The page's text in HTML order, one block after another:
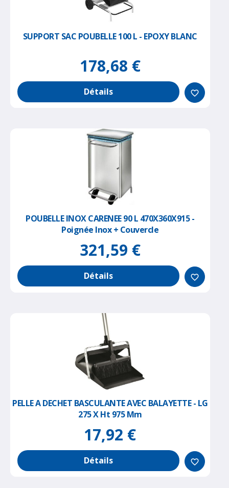
SUPPORT SAC POUBELLE 100 L - EPOXY BLANC
178,68 €
Détails favorite_border
POUBELLE INOX CARENEE 90 L 470X360X915 -
Poignée Inox + Couvercle
321,59 €
Détails favorite_border
PELLE A DECHET BASCULANTE AVEC BALAYETTE - LG
275 X Ht 975 Mm
17,92 €
Détails favorite_border